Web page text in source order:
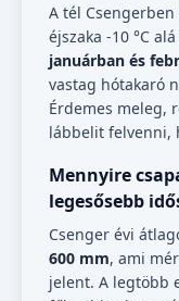
A tél Csengerben
éjszaka -10 °C
januárban és
vastag hótakaró
Érdemes meleg,
lábbelit felvenni,
Mennyire
legesősebb
Csenger évi
600 mm, ami
jelent. A legtöbb